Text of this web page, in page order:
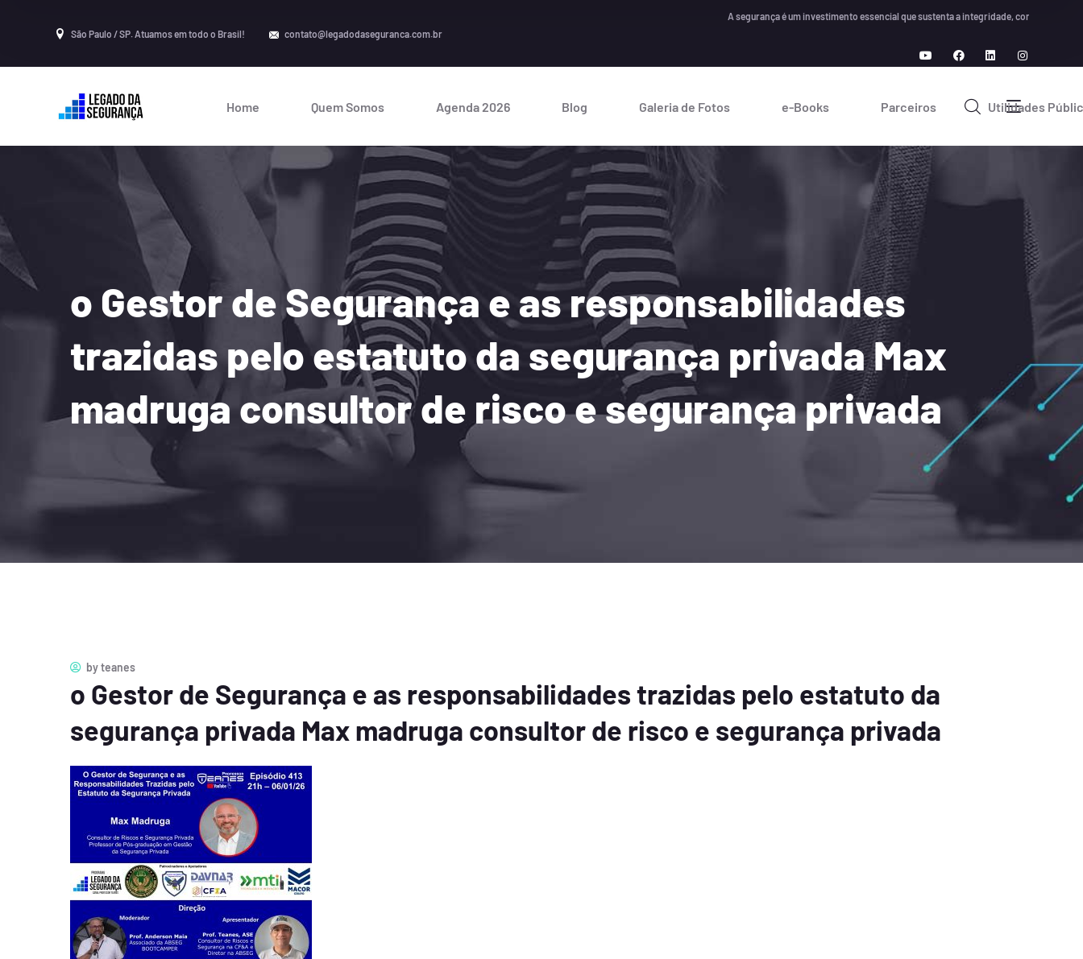
São Paulo / SP. Atuamos em todo o Brasil! contato@legadodaseguranca.com.br
A segurança é um investimento essencial que sustenta a integridade, confiança e
Home Quem Somos Agenda 2026 Blog Galeria de Fotos e-Books Parceiros Utilidades
o Gestor de Segurança e as responsabilidades
trazidas pelo estatuto da segurança privada Max
madruga consultor de risco e segurança privada
byteanes
o Gestor de Segurança e as responsabilidades trazidas pelo estatuto da
segurança privada Max madruga consultor de risco e segurança privada